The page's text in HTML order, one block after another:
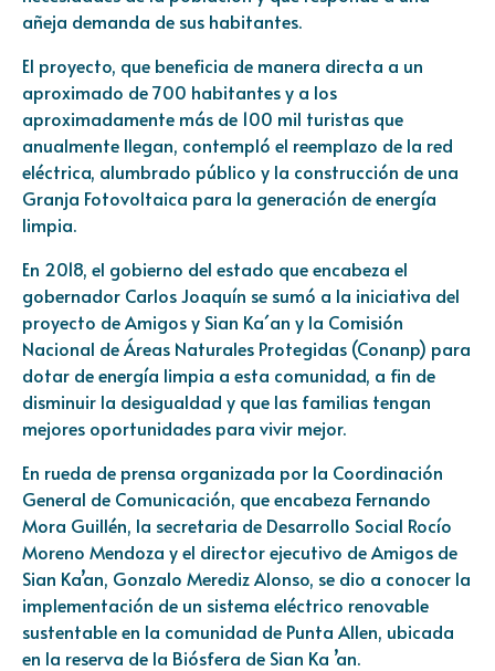
añeja demanda de sus habitantes.
El proyecto, que beneficia de manera directa a un
aproximado de 700 habitantes y a los
aproximadamente más de 100 mil turistas que
anualmente llegan, contempló el reemplazo de la red
eléctrica, alumbrado público y la construcción de una
Granja Fotovoltaica para la generación de energía
limpia.
En 2018, el gobierno del estado que encabeza el
gobernador Carlos Joaquín se sumó a la iniciativa del
proyecto de Amigos y Sian Ka´an y la Comisión
Nacional de Áreas Naturales Protegidas (Conanp) para
dotar de energía limpia a esta comunidad, a fin de
disminuir la desigualdad y que las familias tengan
mejores oportunidades para vivir mejor.
En rueda de prensa organizada por la Coordinación
General de Comunicación, que encabeza Fernando
Mora Guillén, la secretaria de Desarrollo Social Rocío
Moreno Mendoza y el director ejecutivo de Amigos de
Sian Ka’an, Gonzalo Merediz Alonso, se dio a conocer la
implementación de un sistema eléctrico renovable
sustentable en la comunidad de Punta Allen, ubicada
en la reserva de la Biósfera de Sian Ka ’an.